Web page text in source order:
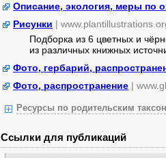
Описание, экология, меры по
Рисунки |
Подборка из 6 цветных и
из различных книжных
Фото, гербарий,
Фото, распространение |
Ресурсы по родительским
Ссылки для публикаций